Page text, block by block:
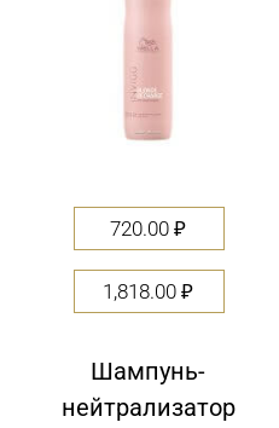
720.00 ₽
1,818.00 ₽
Шампунь-
нейтрализатор